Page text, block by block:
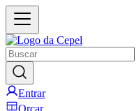
Entrar
Orçar